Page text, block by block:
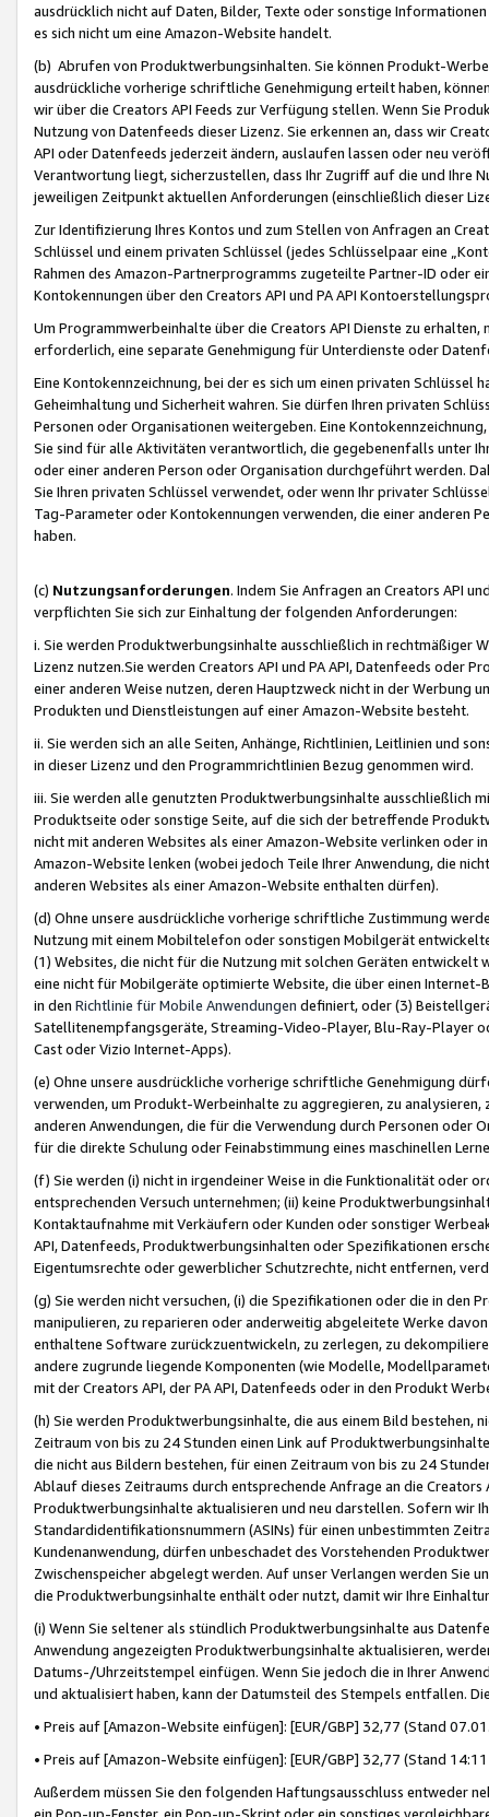
ausdrücklich nicht auf Daten, Bilder, Texte oder sonstige
es sich nicht um eine Amazon-Website handelt.
(b) Abrufen von Produktwerbungsinhalten. Sie können Produkt-
ausdrückliche vorherige schriftliche Genehmigung erteilt haben,
wir über die Creators API Feeds zur Verfügung stellen. Wenn Sie
Nutzung von Datenfeeds dieser Lizenz. Sie erkennen an, dass wir
API oder Datenfeeds jederzeit ändern, auslaufen lassen oder neu
Verantwortung liegt, sicherzustellen, dass Ihr Zugriff auf die und Ihre
jeweiligen Zeitpunkt aktuellen Anforderungen (einschließlich dieser
Zur Identifizierung Ihres Kontos und zum Stellen von Anfragen an
Schlüssel und einem privaten Schlüssel (jedes Schlüsselpaar eine
Rahmen des Amazon-Partnerprogramms zugeteilte Partner-ID oder
Kontokennungen über den Creators API und PA API
Um Programmwerbeinhalte über die Creators API Dienste zu
erforderlich, eine separate Genehmigung für Unterdienste oder
Eine Kontokennzeichnung, bei der es sich um einen privaten
Geheimhaltung und Sicherheit wahren. Sie dürfen Ihren privaten
Personen oder Organisationen weitergeben. Eine
Sie sind für alle Aktivitäten verantwortlich, die gegebenenfalls unter
oder einer anderen Person oder Organisation durchgeführt werden.
Sie Ihren privaten Schlüssel verwendet, oder wenn Ihr privater
Tag-Parameter oder Kontokennungen verwenden, die einer anderen
haben.
(c) Nutzungsanforderungen. Indem Sie Anfragen an Creators API
verpflichten Sie sich zur Einhaltung der folgenden Anforderungen:
i. Sie werden Produktwerbungsinhalte ausschließlich in rechtmäßiger
Lizenz nutzen.Sie werden Creators API und PA API, Datenfeeds oder
einer anderen Weise nutzen, deren Hauptzweck nicht in der Werbung
Produkten und Dienstleistungen auf einer Amazon-Website besteht.
ii. Sie werden sich an alle Seiten, Anhänge, Richtlinien, Leitlinien und
in dieser Lizenz und den Programmrichtlinien Bezug genommen wird.
iii. Sie werden alle genutzten Produktwerbungsinhalte ausschließlich
Produktseite oder sonstige Seite, auf die sich der betreffende
nicht mit anderen Websites als einer Amazon-Website verlinken oder
Amazon-Website lenken (wobei jedoch Teile Ihrer Anwendung, die
anderen Websites als einer Amazon-Website enthalten dürfen).
(d) Ohne unsere ausdrückliche vorherige schriftliche Zustimmung
Nutzung mit einem Mobiltelefon oder sonstigen Mobilgerät
(1) Websites, die nicht für die Nutzung mit solchen Geräten
eine nicht für Mobilgeräte optimierte Website, die über einen
in den Richtlinie für Mobile Anwendungen definiert, oder (3)
Satellitenempfangsgeräte, Streaming-Video-Player, Blu-Ray-Player
Cast oder Vizio Internet-Apps).
(e) Ohne unsere ausdrückliche vorherige schriftliche Genehmigung
verwenden, um Produkt-Werbeinhalte zu aggregieren, zu
anderen Anwendungen, die für die Verwendung durch Personen
für die direkte Schulung oder Feinabstimmung eines maschinellen
(f) Sie werden (i) nicht in irgendeiner Weise in die Funktionalität oder
entsprechenden Versuch unternehmen; (ii) keine
Kontaktaufnahme mit Verkäufern oder Kunden oder sonstiger
API, Datenfeeds, Produktwerbungsinhalten oder Spezifikationen
Eigentumsrechte oder gewerblicher Schutzrechte, nicht entfernen,
(g) Sie werden nicht versuchen, (i) die Spezifikationen oder die in
manipulieren, zu reparieren oder anderweitig abgeleitete Werke
enthaltene Software zurückzuentwickeln, zu zerlegen, zu
andere zugrunde liegende Komponenten (wie Modelle,
mit der Creators API, der PA API, Datenfeeds oder in den Produkt
(h) Sie werden Produktwerbungsinhalte, die aus einem Bild bestehen,
Zeitraum von bis zu 24 Stunden einen Link auf
die nicht aus Bildern bestehen, für einen Zeitraum von bis zu 24
Ablauf dieses Zeitraums durch entsprechende Anfrage an die
Produktwerbungsinhalte aktualisieren und neu darstellen. Sofern wir
Standardidentifikationsnummern (ASINs) für einen unbestimmten
Kundenanwendung, dürfen unbeschadet des Vorstehenden
Zwischenspeicher abgelegt werden. Auf unser Verlangen werden Sie
die Produktwerbungsinhalte enthält oder nutzt, damit wir Ihre
(i) Wenn Sie seltener als stündlich Produktwerbungsinhalte aus
Anwendung angezeigten Produktwerbungsinhalte aktualisieren,
Datums-/Uhrzeitstempel einfügen. Wenn Sie jedoch die in Ihrer
und aktualisiert haben, kann der Datumsteil des Stempels entfallen.
• Preis auf [Amazon-Website einfügen]: [EUR/GBP] 32,77 (Stand
• Preis auf [Amazon-Website einfügen]: [EUR/GBP] 32,77 (Stand
Außerdem müssen Sie den folgenden Haftungsausschluss entweder
ein Pop-up-Fenster, ein Pop-up-Skript oder ein sonstiges